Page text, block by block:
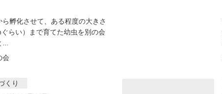
ら孵化させて、ある程度の大きさ
ぐらい）まで育てた幼虫を別の会
会
くり